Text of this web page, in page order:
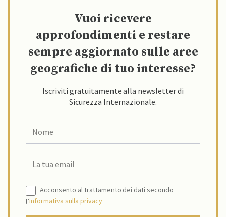
Vuoi ricevere
approfondimenti e restare
sempre aggiornato sulle aree
geografiche di tuo interesse?
Iscriviti gratuitamente alla newsletter di
Sicurezza Internazionale.
Acconsento al trattamento dei dati secondo
l’informativa sulla privacy